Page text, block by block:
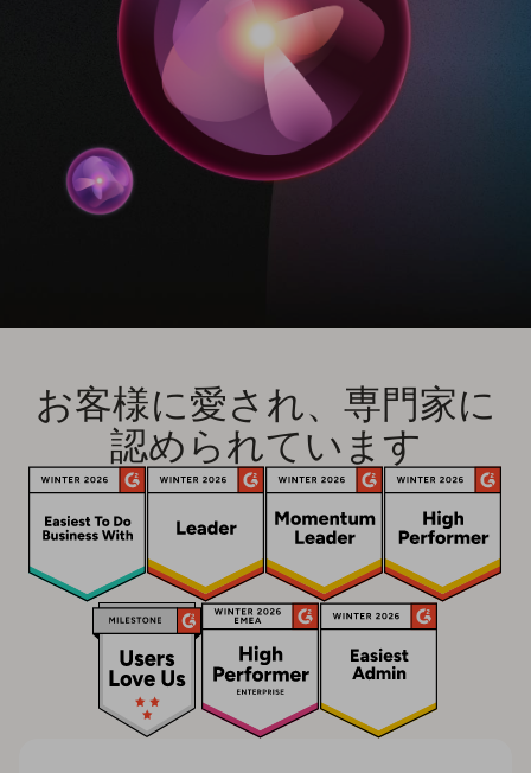
お客様に愛され、専門家に
認められています